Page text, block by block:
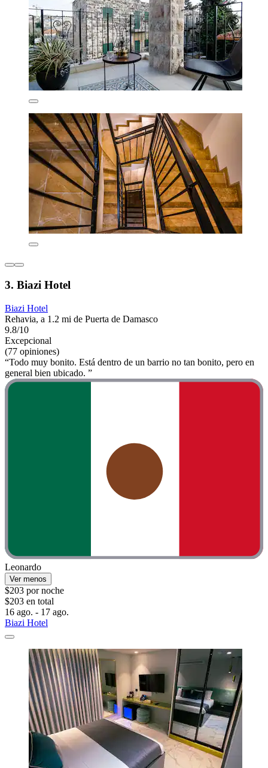
3. Biazi Hotel
Biazi Hotel
Rehavia, a 1.2 mi de Puerta de Damasco
9.8/10
Excepcional
(77 opiniones)
“Todo muy bonito. Está dentro de un barrio no tan bonito, pero en
general bien ubicado. ”
Leonardo
Ver menos
$203 por noche
$203 en total
16 ago. - 17 ago.
Biazi Hotel